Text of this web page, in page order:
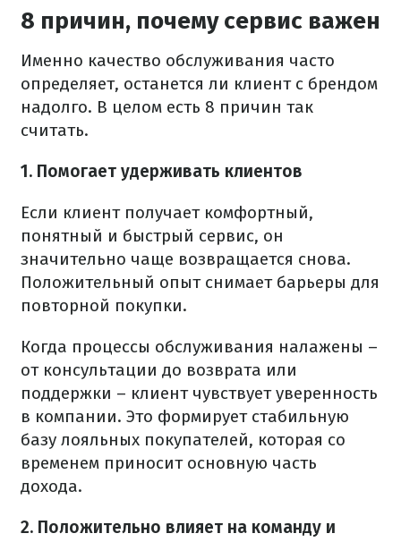
8 причин, почему сервис важен
Именно качество обслуживания часто
определяет, останется ли клиент с брендом
надолго. В целом есть 8 причин так
считать.
1. Помогает удерживать клиентов
Если клиент получает комфортный,
понятный и быстрый сервис, он
значительно чаще возвращается снова.
Положительный опыт снимает барьеры для
повторной покупки.
Когда процессы обслуживания налажены –
от консультации до возврата или
поддержки – клиент чувствует уверенность
в компании. Это формирует стабильную
базу лояльных покупателей, которая со
временем приносит основную часть
дохода.
2. Положительно влияет на команду и